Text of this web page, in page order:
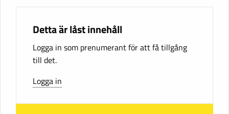
Detta är låst innehåll
Logga in som prenumerant för att få tillgång
till det.
Logga in